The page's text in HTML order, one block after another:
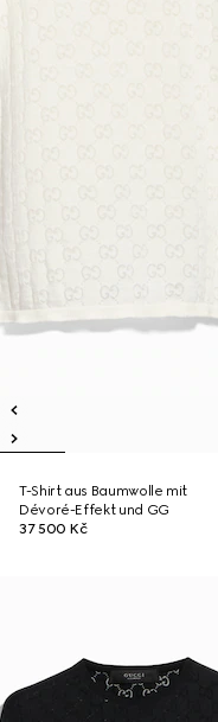
T-Shirt aus Baumwolle mit
Dévoré-Effekt und GG
37 500 Kč